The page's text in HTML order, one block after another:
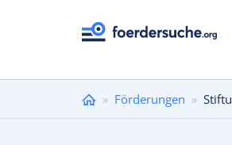
Sie
» Förderungen »